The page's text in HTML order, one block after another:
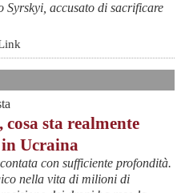
Syrskyi, accusato di sacrificare
sta realmente
Ucraina
con sufficiente profondità.
nella vita di milioni di